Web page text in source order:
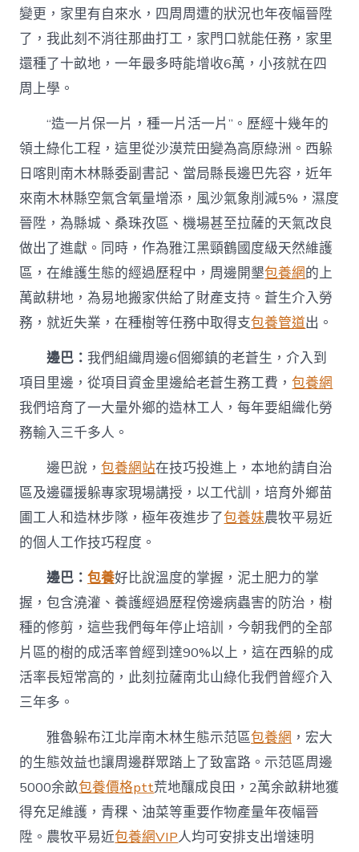
變更，家里有自來水，四周周遭的狀況也年夜幅晉陞
了，我此刻不消往那曲打工，家門口就能任務，家里
還種了十畝地，一年最多時能增收6萬，小孩就在四
周上學。
“造一片保一片，種一片活一片”。歷經十幾年的
領土綠化工程，這里從沙漠荒田變為高原綠洲。西躲
日喀則南木林縣委副書記、當局縣長邊巴先容，近年
來南木林縣空氣含氧量增添，風沙氣象削減5%，濕度
晉陞，為縣城、桑珠孜區、機場甚至拉薩的天氣改良
做出了進獻。同時，作為雅江黑頸鶴國度級天然維護
區，在維護生態的經過歷程中，周邊開墾包養網的上
萬畝耕地，為易地搬家供給了財產支持。蒼生介入勞
務，就近失業，在種樹等任務中取得支包養管道出。
邊巴：我們組織周邊6個鄉鎮的老蒼生，介入到
項目里邊，從項目資金里邊給老蒼生務工費，包養網
我們培育了一大量外鄉的造林工人，每年要組織化勞
務輸入三千多人。
邊巴說，包養網站在技巧投進上，本地約請自治
區及邊疆援躲專家現場講授，以工代訓，培育外鄉苗
圃工人和造林步隊，極年夜進步了包養妹農牧平易近
的個人工作技巧程度。
邊巴：包養好比說溫度的掌握，泥土肥力的掌
握，包含澆灌、養護經過歷程傍邊病蟲害的防治，樹
種的修剪，這些我們每年停止培訓，今朝我們的全部
片區的樹的成活率曾經到達90%以上，這在西躲的成
活率長短常高的，此刻拉薩南北山綠化我們曾經介入
三年多。
雅魯躲布江北岸南木林生態示范區包養網 ，宏大
的生態效益也讓周邊群眾踏上了致富路。示范區周邊
5000余畝包養價格ptt荒地釀成良田，2萬余畝耕地獲
得充足維護，青稞、油菜等重要作物產量年夜幅晉
陞。農牧平易近包養網VIP人均可安排支出增速明